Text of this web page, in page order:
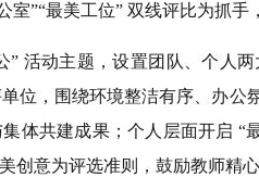
室”“最美工位” 双线评比为抓
活动主题，设置团队、个人
位，围绕环境整洁有序、办
体共建成果；个人层面开启
创意为评选准则，鼓励教师精